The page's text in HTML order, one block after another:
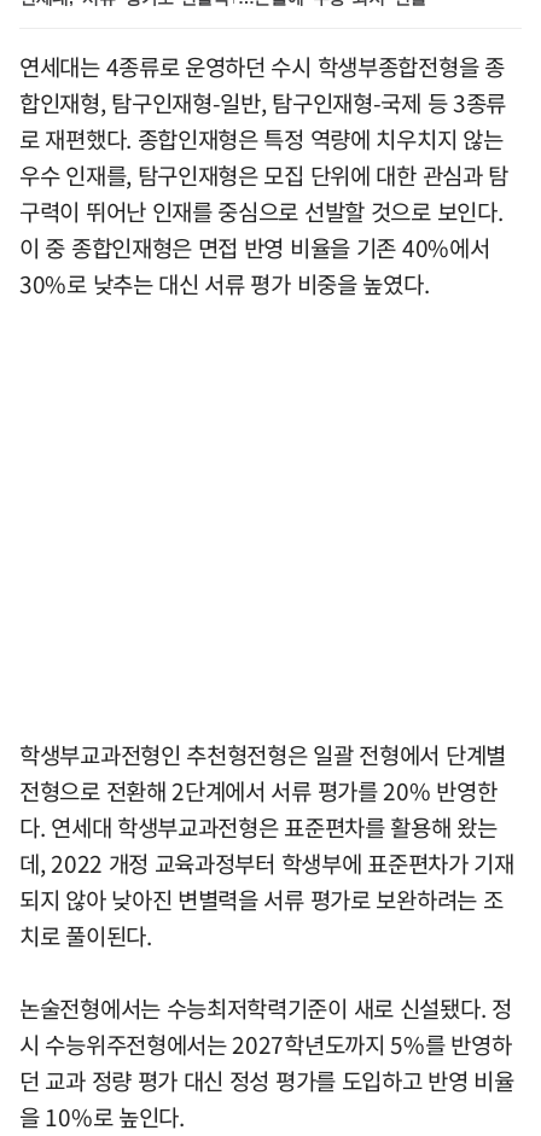
연세대는 4종류로 운영하던 수시 학생부종합전형을 종
합인재형, 탐구인재형-일반, 탐구인재형-국제 등 3종류
로 재편했다. 종합인재형은 특정 역량에 치우치지 않는
우수 인재를, 탐구인재형은 모집 단위에 대한 관심과 탐
구력이 뛰어난 인재를 중심으로 선발할 것으로 보인다.
이 중 종합인재형은 면접 반영 비율을 기존 40%에서
30%로 낮추는 대신 서류 평가 비중을 높였다.
학생부교과전형인 추천형전형은 일괄 전형에서 단계별
전형으로 전환해 2단계에서 서류 평가를 20% 반영한
다. 연세대 학생부교과전형은 표준편차를 활용해 왔는
데, 2022 개정 교육과정부터 학생부에 표준편차가 기재
되지 않아 낮아진 변별력을 서류 평가로 보완하려는 조
치로 풀이된다.
논술전형에서는 수능최저학력기준이 새로 신설됐다. 정
시 수능위주전형에서는 2027학년도까지 5%를 반영하
던 교과 정량 평가 대신 정성 평가를 도입하고 반영 비율
을 10%로 높인다.